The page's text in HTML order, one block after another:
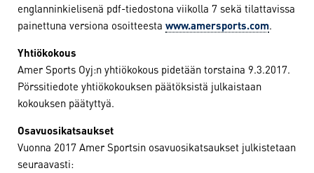
englanninkielisenä pdf-tiedostona viikolla 7 sekä tilattavissa
painettuna versiona osoitteesta www.amersports.com.
Yhtiökokous
Amer Sports Oyj:n yhtiökokous pidetään torstaina 9.3.2017.
Pörssitiedote yhtiökokouksen päätöksistä julkaistaan
kokouksen päätyttyä.
Osavuosikatsaukset
Vuonna 2017 Amer Sportsin osavuosikatsaukset julkistetaan
seuraavasti: